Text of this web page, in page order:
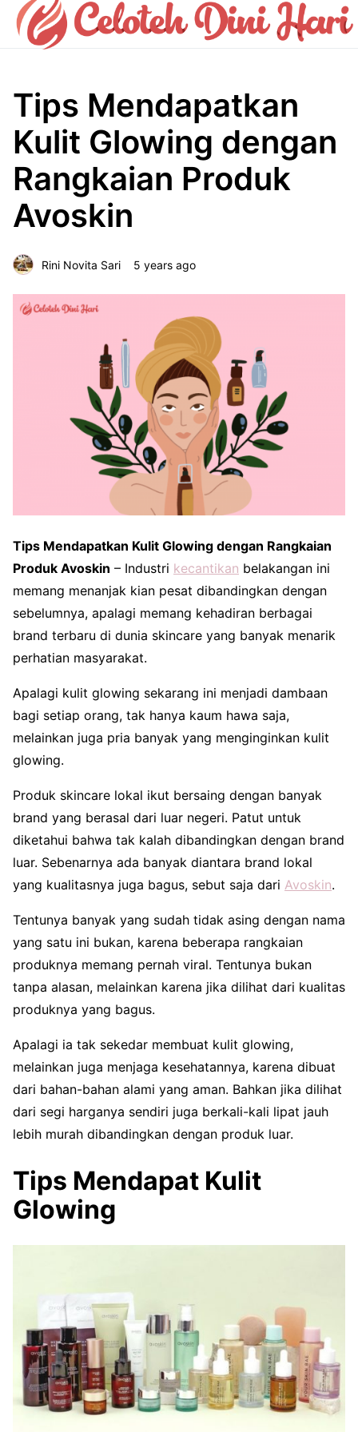
Tips Mendapatkan
Kulit Glowing dengan
Rangkaian Produk
Avoskin
Rini Novita Sari 5 years ago
Tips Mendapatkan Kulit Glowing dengan Rangkaian
Produk Avoskin – Industri kecantikan belakangan ini
memang menanjak kian pesat dibandingkan dengan
sebelumnya, apalagi memang kehadiran berbagai
brand terbaru di dunia skincare yang banyak menarik
perhatian masyarakat.
Apalagi kulit glowing sekarang ini menjadi dambaan
bagi setiap orang, tak hanya kaum hawa saja,
melainkan juga pria banyak yang menginginkan kulit
glowing.
Produk skincare lokal ikut bersaing dengan banyak
brand yang berasal dari luar negeri. Patut untuk
diketahui bahwa tak kalah dibandingkan dengan brand
luar. Sebenarnya ada banyak diantara brand lokal
yang kualitasnya juga bagus, sebut saja dari Avoskin.
Tentunya banyak yang sudah tidak asing dengan nama
yang satu ini bukan, karena beberapa rangkaian
produknya memang pernah viral. Tentunya bukan
tanpa alasan, melainkan karena jika dilihat dari kualitas
produknya yang bagus.
Apalagi ia tak sekedar membuat kulit glowing,
melainkan juga menjaga kesehatannya, karena dibuat
dari bahan-bahan alami yang aman. Bahkan jika dilihat
dari segi harganya sendiri juga berkali-kali lipat jauh
lebih murah dibandingkan dengan produk luar.
Tips Mendapat Kulit
Glowing